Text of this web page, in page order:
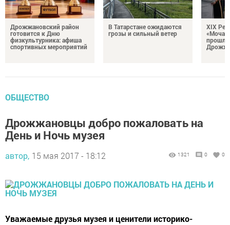
Дрожжановский район
готовится к Дню
физкультурника: афиша
спортивных мероприятий
В Татарстане ожидаются
грозы и сильный ветер
XIX
ОБЩЕСТВО
Дрожжановцы добро пожаловать на
День и Ночь музея
автор, 15 мая 2017 - 18:12 1321 0 0
Уважаемые друзья музея и ценители историко-